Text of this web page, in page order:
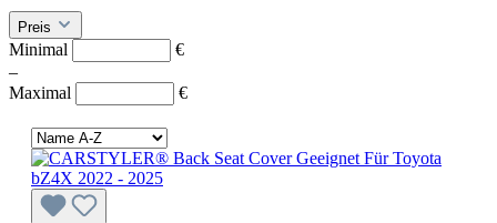
Preis
Minimal
€
–
Maximal
€